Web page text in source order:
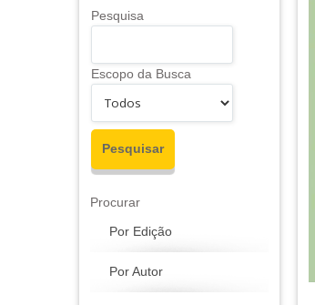
Pesquisa
Escopo da Busca
Procurar
Por Edição
Por Autor